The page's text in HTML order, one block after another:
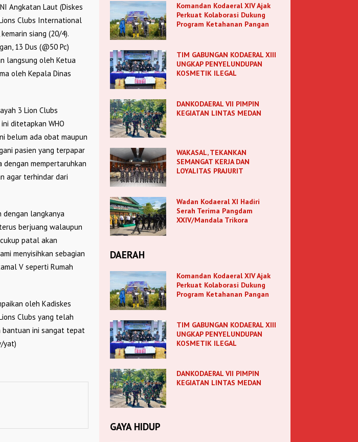
Angkatan Laut (Diskes
Clubs International
siang (20/4).
13 Dus (@50 Pc)
langsung oleh Ketua
oleh Kepala Dinas
3 Lion Clubs
ditetapkan WHO
belum ada obat maupun
pasien yang terpapar
dengan mempertaruhkan
agar terhindar dari
dengan langkanya
berjuang walaupun
patal akan
menyisihkan sebagian
V seperti Rumah
oleh Kadiskes
Clubs yang telah
bantuan ini sangat tepat
yat)
Komandan Kodaeral XIV Ajak
Perkuat Kolaborasi Dukung
Program Ketahanan Pangan
TIM GABUNGAN KODAERAL XIII
UNGKAP PENYELUNDUPAN
KOSMETIK ILEGAL
DANKODAERAL VII PIMPIN
KEGIATAN LINTAS MEDAN
WAKASAL, TEKANKAN
SEMANGAT KERJA DAN
LOYALITAS PRAJURIT
Wadan Kodaeral XI Hadiri
Serah Terima Pangdam
XXIV/Mandala Trikora
DAERAH
Komandan Kodaeral XIV Ajak
Perkuat Kolaborasi Dukung
Program Ketahanan Pangan
TIM GABUNGAN KODAERAL XIII
UNGKAP PENYELUNDUPAN
KOSMETIK ILEGAL
DANKODAERAL VII PIMPIN
KEGIATAN LINTAS MEDAN
GAYA HIDUP